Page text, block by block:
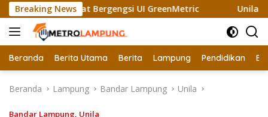
Langsung
ke
konten
Breaking News
Raih Sertifikat Bergengsi UI GreenMetric Unila
Beranda Berita Utama Berita Lampung Pendidikan
Beranda Lampung Bandar Lampung Unila
Bandar Lampung, Unila